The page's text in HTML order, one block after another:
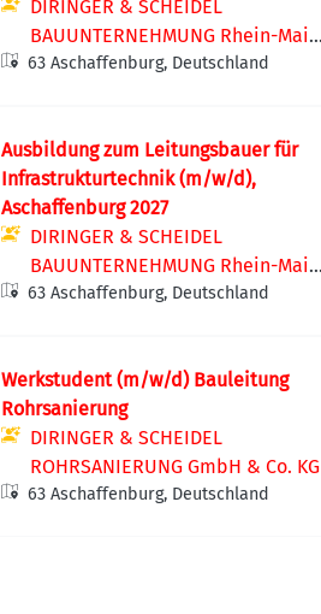
DIRINGER & SCHEIDEL
BAUUNTERNEHMUNG Rhein-Main
GmbH
63 Aschaffenburg, Deutschland
Ausbildung zum Leitungsbauer für
Infrastrukturtechnik (m/w/d),
Aschaffenburg 2027
DIRINGER & SCHEIDEL
BAUUNTERNEHMUNG Rhein-Main
GmbH
63 Aschaffenburg, Deutschland
Werkstudent (m/w/d) Bauleitung
Rohrsanierung
DIRINGER & SCHEIDEL
ROHRSANIERUNG GmbH & Co. KG
63 Aschaffenburg, Deutschland